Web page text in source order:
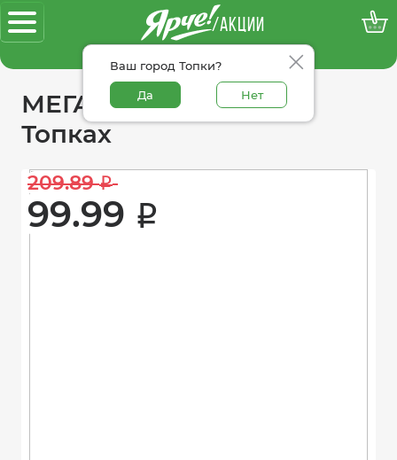
/АКЦИИ
Ваш город Топки?
Да Нет
100% достоверные акции
МЕГАакции «Ярче!» в
Топках
209.89 i
99.99 i